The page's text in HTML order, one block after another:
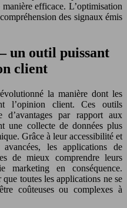
efficace. L’optimisation
des signaux émis
un outil puissant
client
la manière dont les
l’opinion client. Ces outils
d’avantages par rapport aux
une collecte de données plus
Grâce à leur accessibilité et
les applications de
de mieux comprendre leurs
marketing en conséquence.
toutes les applications ne se
coûteuses ou complexes à